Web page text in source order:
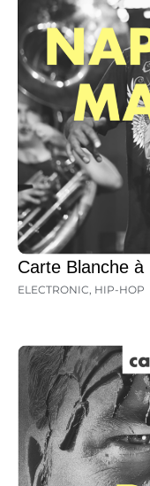
Carte Blanche
ELECTRONIC, HIP-HOP